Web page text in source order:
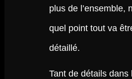
plus de l’ensemble,
quel point tout va
détaillé.
Tant de détails